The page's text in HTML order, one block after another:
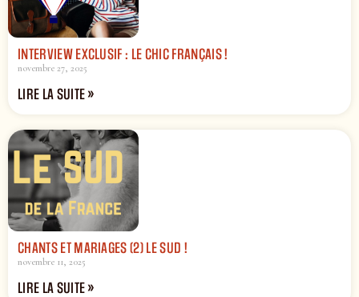
INTERVIEW EXCLUSIF : LE CHIC FRANÇAIS !
novembre 27, 2025
LIRE LA SUITE »
CHANTS ET MARIAGES (2) LE SUD !
novembre 11, 2025
LIRE LA SUITE »